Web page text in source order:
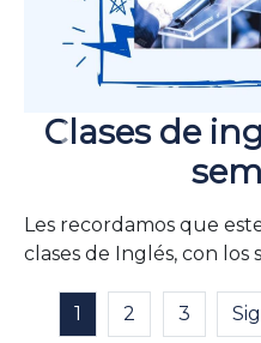
Clases de
Les recordamos que
clases de Inglés, con los
Previous
Paginación
Página actual
1 Página
2 Página
3